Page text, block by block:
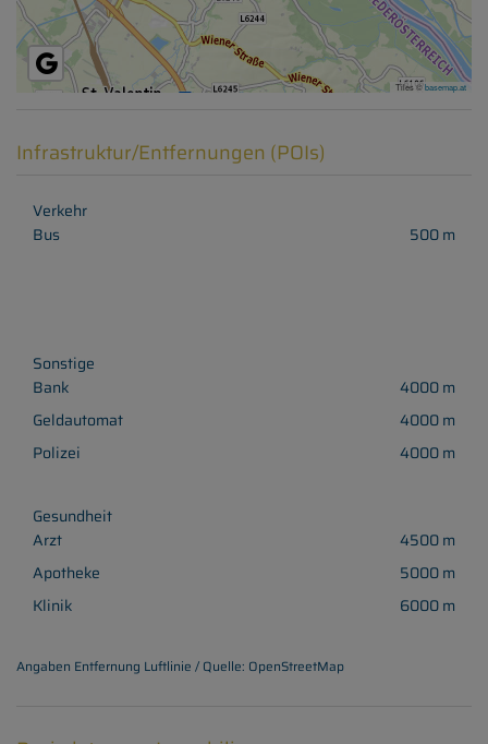
Tiles ©basemap.at
Infrastruktur/Entfernungen (POIs)
Verkehr
Bus
500 m
Sonstige
Bank
4000 m
Geldautomat
4000 m
Polizei
4000 m
Gesundheit
Arzt
4500 m
Apotheke
5000 m
Klinik
6000 m
Angaben Entfernung Luftlinie / Quelle: OpenStreetMap